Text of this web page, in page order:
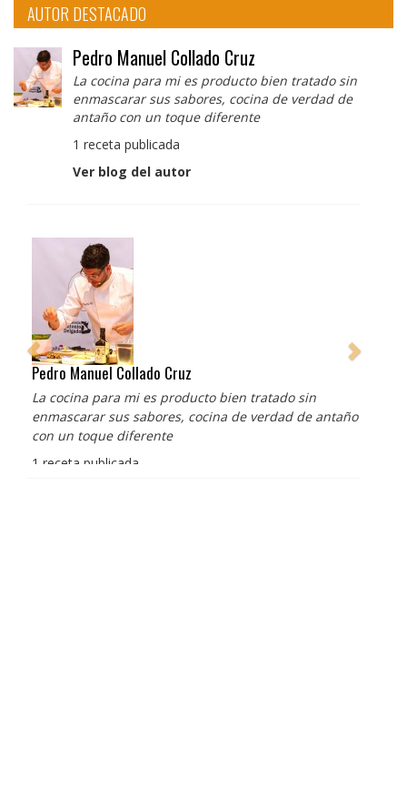
AUTOR DESTACADO
Pedro Manuel Collado Cruz
La cocina para mi es producto bien tratado sin
enmascarar sus sabores, cocina de verdad de
antaño con un toque diferente
1 receta publicada
Ver blog del autor
Pedro Manuel Collado Cruz
La cocina para mi es producto bien tratado sin
enmascarar sus sabores, cocina de verdad de antaño
con un toque diferente
1 receta publicada